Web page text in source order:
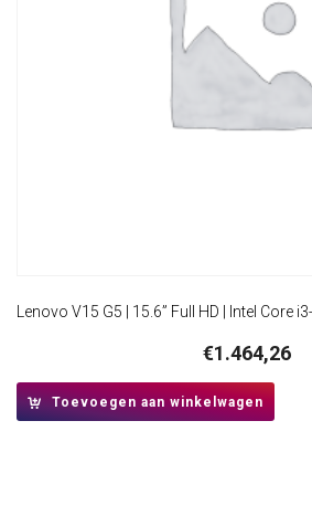
€1.464,26
Toevoegen aan winkelwagen